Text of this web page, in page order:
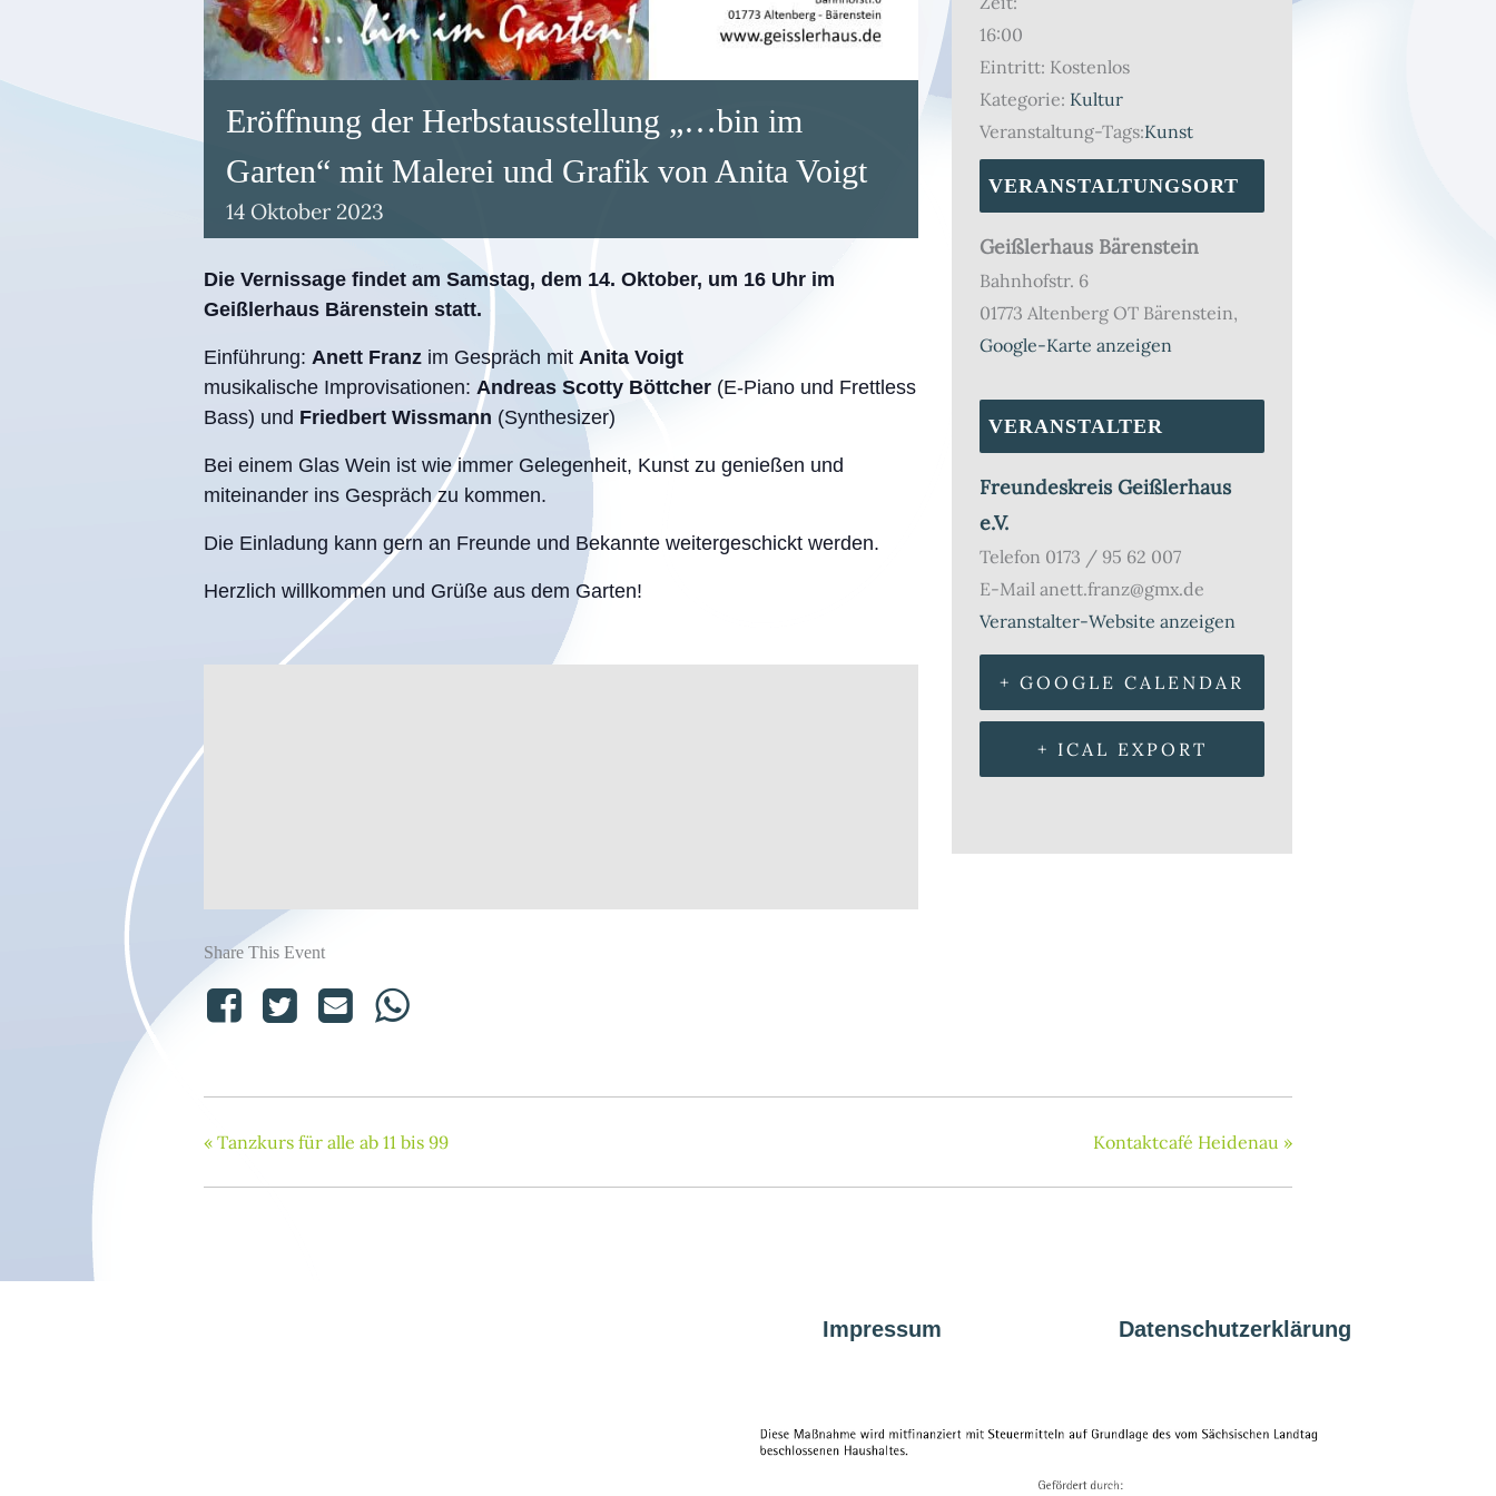
Eröffnung der Herbstausstellung „…bin im
Garten“ mit Malerei und Grafik von Anita Voigt
14 Oktober 2023
Die Vernissage findet am Samstag, dem 14. Oktober, um 16 Uhr im
Geißlerhaus Bärenstein statt.
Einführung: Anett Franz im Gespräch mit Anita Voigt
musikalische Improvisationen: Andreas Scotty Böttcher (E-Piano und Frettless
Bass) und Friedbert Wissmann (Synthesizer)
Bei einem Glas Wein ist wie immer Gelegenheit, Kunst zu genießen und
miteinander ins Gespräch zu kommen.
Die Einladung kann gern an Freunde und Bekannte weitergeschickt werden.
Herzlich willkommen und Grüße aus dem Garten!
Share This Event
16:00
Eintritt: Kostenlos
Kategorie: Kultur
Veranstaltung-Tags:Kunst
VERANSTALTUNGSORT
Geißlerhaus Bärenstein
Bahnhofstr. 6
01773 Altenberg OT Bärenstein,
Google-Karte anzeigen
VERANSTALTER
Freundeskreis Geißlerhaus
e.V.
Telefon 0173 / 95 62 007
E-Mail anett.franz@gmx.de
Veranstalter-Website anzeigen
+ GOOGLE CALENDAR
+ ICAL EXPORT
« Tanzkurs für alle ab 11 bis 99 Kontaktcafé Heidenau »
Impressum Datenschutzerklärung